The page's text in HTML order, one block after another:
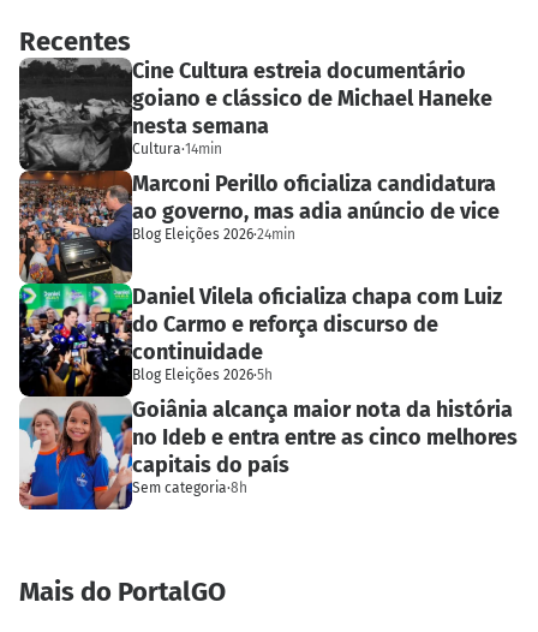
Recentes
Cine Cultura estreia documentário
goiano e clássico de Michael Haneke
nesta semana
Cultura·14min
Marconi Perillo oficializa candidatura
ao governo, mas adia anúncio de vice
Blog Eleições 2026·24min
Daniel Vilela oficializa chapa com Luiz
do Carmo e reforça discurso de
continuidade
Blog Eleições 2026·5h
Goiânia alcança maior nota da história
no Ideb e entra entre as cinco melhores
capitais do país
Sem categoria·8h
Mais do PortalGO